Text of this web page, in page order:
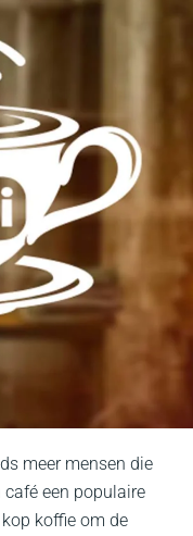
meer mensen die
café een populaire
koffie om de